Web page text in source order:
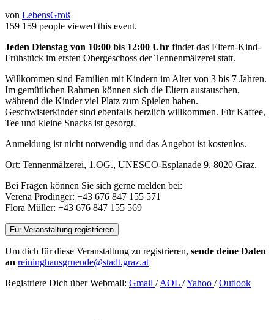
von LebensGroß
159 159 people viewed this event.
Jeden Dienstag von 10:00 bis 12:00 Uhr findet das Eltern-Kind-
Frühstück im ersten Obergeschoss der Tennenmälzerei statt.
Willkommen sind Familien mit Kindern im Alter von 3 bis 7 Jahren.
Im gemütlichen Rahmen können sich die Eltern austauschen,
während die Kinder viel Platz zum Spielen haben.
Geschwisterkinder sind ebenfalls herzlich willkommen. Für Kaffee,
Tee und kleine Snacks ist gesorgt.
Anmeldung ist nicht notwendig und das Angebot ist kostenlos.
Ort: Tennenmälzerei, 1.OG., UNESCO-Esplanade 9, 8020 Graz.
Bei Fragen können Sie sich gerne melden bei:
Verena Prodinger: +43 676 847 155 571
Flora Müller: +43 676 847 155 569
Für Veranstaltung registrieren
Um dich für diese Veranstaltung zu registrieren, sende deine Daten
an reininghausgruende@stadt.graz.at
Registriere Dich über Webmail: Gmail /AOL /Yahoo /Outlook